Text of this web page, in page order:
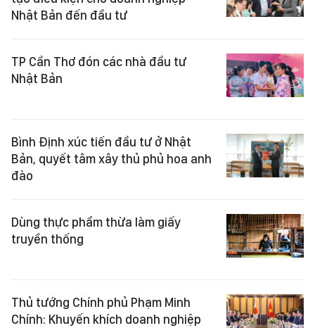
Nhật Bản đến đầu tư
TP Cần Thơ đón các nhà đầu tư
Nhật Bản
Bình Định xúc tiến đầu tư ở Nhật
Bản, quyết tâm xây thủ phủ hoa anh
đào
Dùng thực phẩm thừa làm giấy
truyền thống
Thủ tướng Chính phủ Phạm Minh
Chính: Khuyến khích doanh nghiệp